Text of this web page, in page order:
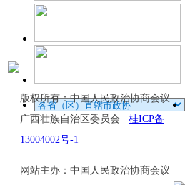
版权所有：中国人民政治协商会议
广西壮族自治区委员会 桂ICP备
13004002号-1
网站主办：中国人民政治协商会议